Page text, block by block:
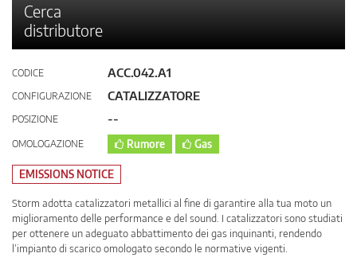
Cerca
distributore
CODICE ACC.042.A1
CONFIGURAZIONE CATALIZZATORE
POSIZIONE --
OMOLOGAZIONE Rumore Gas
EMISSIONS NOTICE
Storm adotta catalizzatori metallici al fine di garantire alla tua moto un
miglioramento delle performance e del sound. I catalizzatori sono studiati
per ottenere un adeguato abbattimento dei gas inquinanti, rendendo
l’impianto di scarico omologato secondo le normative vigenti.